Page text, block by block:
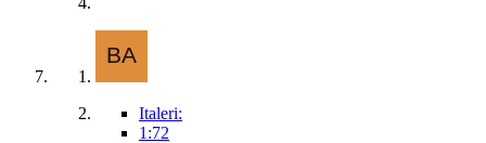
Italeri:
1:72